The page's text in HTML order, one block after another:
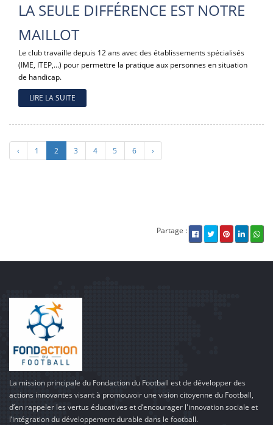
LA SEULE DIFFÉRENCE EST NOTRE
MAILLOT
Le club travaille depuis 12 ans avec des établissements spécialisés
(IME, ITEP,…) pour permettre la pratique aux personnes en situation
de handicap.
LIRE LA SUITE
‹ 1 2 3 4 5 6 ›
Partage :
La mission principale du Fondaction du Football est de développer des
actions innovantes visant à promouvoir une vision citoyenne du Football,
d’en rappeler les vertus éducatives et d’encourager l'innovation sociale et
l’intégration du développement durable dans le football.